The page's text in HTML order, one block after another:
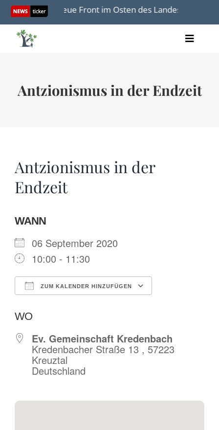
Skip
content
Israels neue Front im Osten des Landes
Toggle
Bücher
Spenden
Antzionismus in der Endzeit
Antzionismus in der
Endzeit
WANN
06 September 2020
10:00 - 11:30
ZUM KALENDER HINZUFÜGEN
WO
Ev. Gemeinschaft Kredenbach
Kredenbacher Straße 13 , 57223
Kreuztal
Deutschland